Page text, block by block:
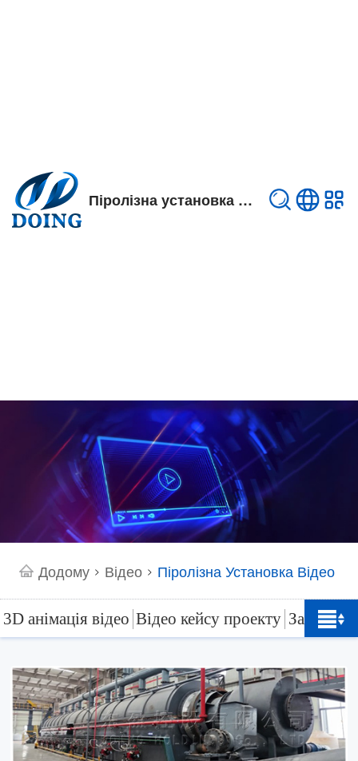
Піролізна установка Відео
Додому> Відео> Піролізна Установка Відео
3D анімація відео Відео кейсу проекту